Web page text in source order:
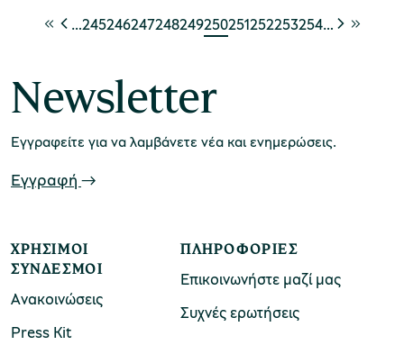
…245246247248249250251252253254…
Newsletter
Εγγραφείτε για να λαμβάνετε νέα και ενημερώσεις.
Εγγραφή
ΧΡΉΣΙΜΟΙ
ΣΎΝΔΕΣΜΟΙ
Ανακοινώσεις
Press Kit
ΠΛΗΡΟΦΟΡΊΕΣ
Επικοινωνήστε μαζί μας
Συχνές ερωτήσεις